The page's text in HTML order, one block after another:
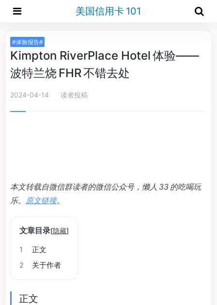
美国信用卡 101
#体验报告#
Kimpton RiverPlace Hotel 体验——
波特兰烧 FHR 不错去处
2024-04-14 读者投稿
本文转载自微信群读者的微信公众号，懒人 33 的吃喝玩
乐。 原文链接。
文章目录[隐藏]
1
正文
2
关于作者
正文